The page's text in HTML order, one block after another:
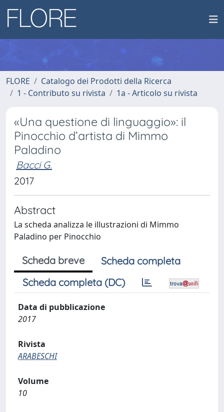
FLORE
Catalogo dei Prodotti della Ricerca
1 - Contributo su rivista
1a - Articolo su rivista
«Una questione di linguaggio»: il
Pinocchio d’artista di Mimmo
Paladino
Bacci G.
2017
Abstract
La scheda analizza le illustrazioni di Mimmo
Paladino per Pinocchio
Scheda breve
Scheda completa
Scheda completa (DC)
Data di pubblicazione
2017
Rivista
ARABESCHI
Volume
10